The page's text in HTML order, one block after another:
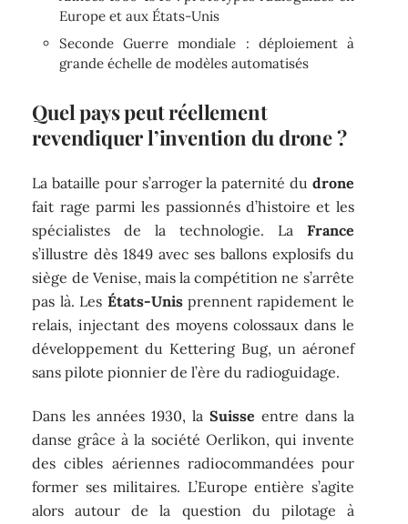
Europe et aux États-Unis
Seconde Guerre mondiale : déploiement à
grande échelle de modèles automatisés
Quel pays peut réellement
revendiquer l’invention du drone ?
La bataille pour s’arroger la paternité du drone
fait rage parmi les passionnés d’histoire et les
spécialistes de la technologie. La France
s’illustre dès 1849 avec ses ballons explosifs du
siège de Venise, mais la compétition ne s’arrête
pas là. Les États-Unisprennent rapidement le
relais, injectant des moyens colossaux dans le
développement du Kettering Bug, un aéronef
sans pilote pionnier de l’ère du radioguidage.
Dans les années 1930, la Suisse entre dans la
danse grâce à la société Oerlikon, qui invente
des cibles aériennes radiocommandées pour
former ses militaires. L’Europe entière s’agite
alors autour de la question du pilotage à